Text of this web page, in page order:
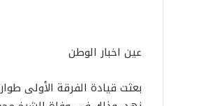
عين اخبار الوطن
بعثت قيادة الفرقة الأولى